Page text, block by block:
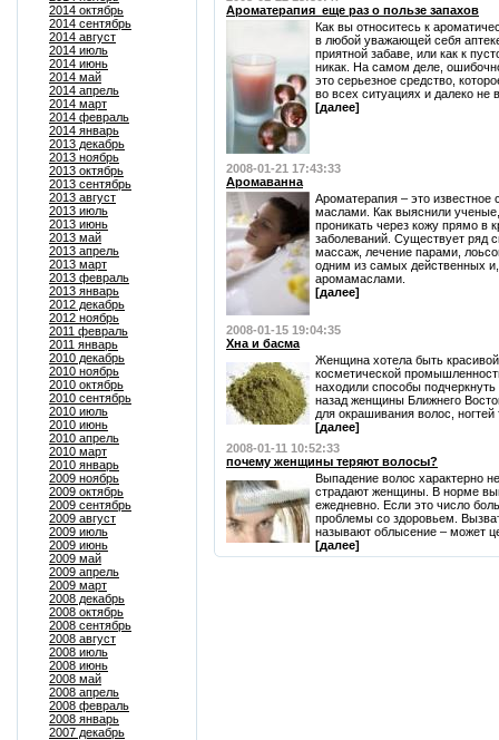
2014 октябрь
2014 сентябрь
2014 август
2014 июль
2014 июнь
2014 май
2014 апрель
2014 март
2014 февраль
2014 январь
2013 декабрь
2013 ноябрь
2013 октябрь
2013 сентябрь
2013 август
2013 июль
2013 июнь
2013 май
2013 апрель
2013 март
2013 февраль
2013 январь
2012 декабрь
2012 ноябрь
2011 февраль
2011 январь
2010 декабрь
2010 ноябрь
2010 октябрь
2010 сентябрь
2010 июль
2010 июнь
2010 апрель
2010 март
2010 январь
2009 ноябрь
2009 октябрь
2009 сентябрь
2009 август
2009 июль
2009 июнь
2009 май
2009 апрель
2009 март
2008 декабрь
2008 октябрь
2008 сентябрь
2008 август
2008 июль
2008 июнь
2008 май
2008 апрель
2008 февраль
2008 январь
2007 декабрь
Ароматерапия_еще раз о пользе запахов
Как вы относитесь к
в любой уважающей себя
приятной забаве, или как к
никак. На самом деле,
это серьезное средство,
во всех ситуациях и далеко не
[далее]
2008-01-21 17:43:33
Аромаванна
Ароматерапия – это
маслами. Как выяснили
проникать через кожу прямо в
заболеваний. Существует ряд
массаж, лечение парами,
одним из самых действенных
аромамаслами.
[далее]
2008-01-15 19:04:35
Хна и басма
Женщина хотела быть
косметической
находили способы
назад женщины Ближнего
для окрашивания волос, ногтей
[далее]
2008-01-11 10:52:33
почему женщины теряют волосы?
Выпадение волос характерно
страдают женщины. В норме
ежедневно. Если это число
проблемы со здоровьем.
называют облысение – может
[далее]